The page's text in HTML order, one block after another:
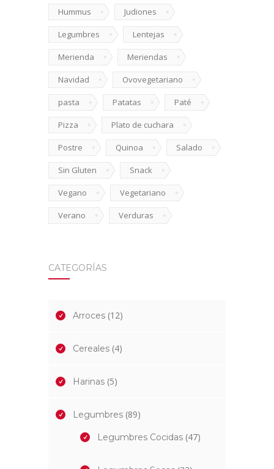
Hummus Judiones
Legumbres Lentejas
Merienda Meriendas
Navidad Ovovegetariano
pasta Patatas Paté
Pizza Plato de cuchara
Postre Quinoa Salado
Sin Gluten Snack
Vegano Vegetariano
Verano Verduras
CATEGORÍAS
Arroces (12)
Cereales (4)
Harinas (5)
Legumbres (89)
Legumbres Cocidas (47)